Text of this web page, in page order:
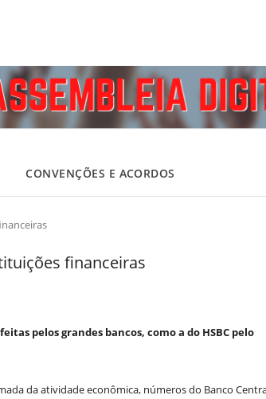
CONVENÇÕES E ACORDOS
financeiras
pelos grandes bancos, como a do HSBC pelo
da atividade econômica, números do Banco